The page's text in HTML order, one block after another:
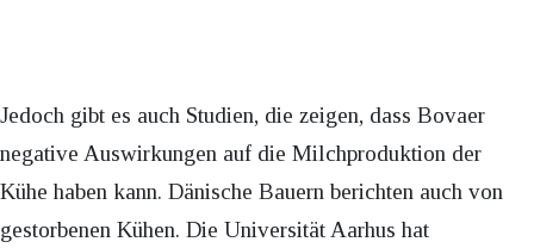
Jedoch gibt es auch Studien, die zeigen, dass Bovaer
negative Auswirkungen auf die Milchproduktion der
Kühe haben kann. Dänische Bauern berichten auch von
gestorbenen Kühen. Die Universität Aarhus hat